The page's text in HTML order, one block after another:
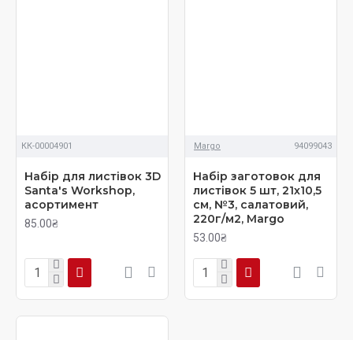
КК-00004901
Набір для листівок 3D
Santa's Workshop,
асортимент
85.00₴
Margo 94099043
Набір заготовок для
листівок 5 шт, 21х10,5
см, №3, салатовий,
220г/м2, Margo
53.00₴